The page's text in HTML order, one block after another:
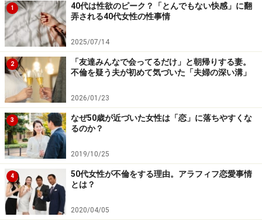
1
40代は性欲のピーク？「とんでもない快感」に翻
弄される40代女性の性事情
2025/07/14
2
「友達みんなで会ってるだけ」と朝帰りする妻。
不倫を疑う夫が初めて気づいた「夫婦の深い溝」
2026/01/23
3
なぜ50歳が近づいた女性は「恋」に落ちやすくな
るのか？
2019/10/25
4
50代女性が不倫をする理由。アラフィフ恋愛事情
とは？
2020/04/05